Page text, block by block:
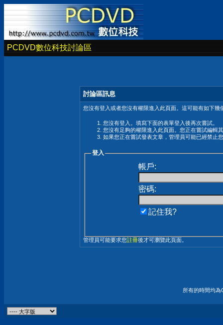
PCDVD數位科技討論區
討論區訊息
您沒有登入或者您沒有權限進入此頁面。這可能有如下幾
您沒有登入。填寫下面的表單登入後再次嘗試。
您沒有足夠的權限進入此頁面。您正在嘗試編輯
如果您正在嘗試發表文章，管理員可能已經禁止
登入
帳戶:
密碼:
記住我?
管理員可能要求您註冊後才可瀏覽此頁面。
所有的時間均為